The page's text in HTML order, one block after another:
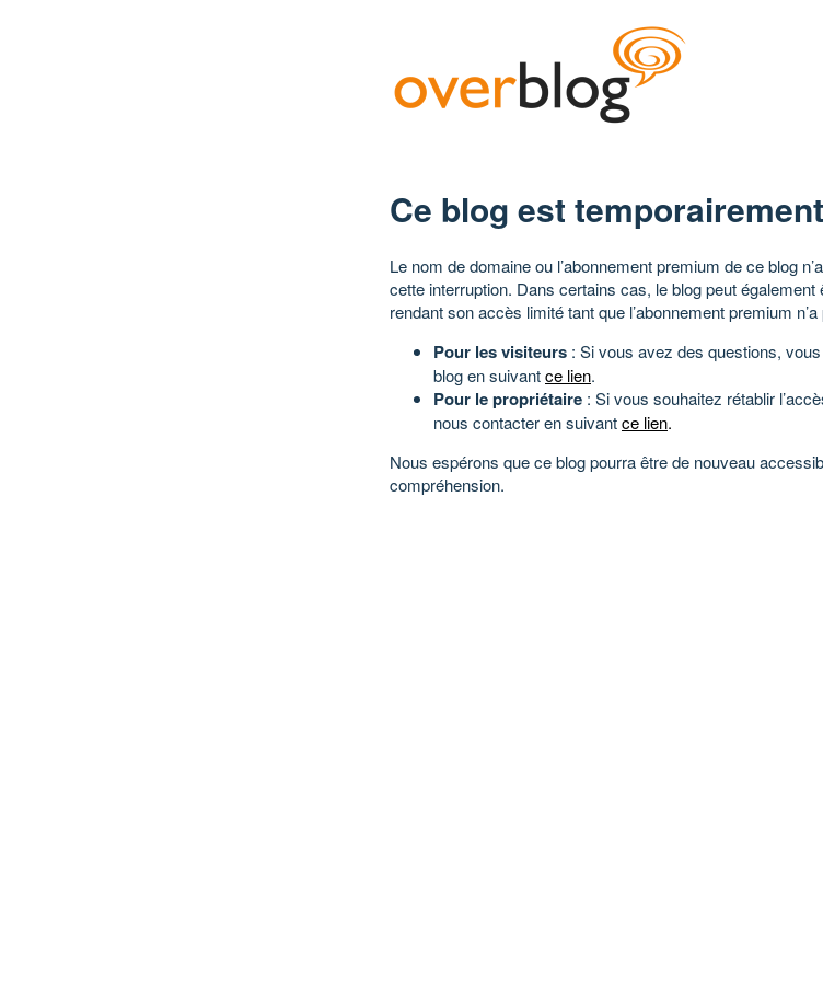
Ce blog est
Le nom de domaine ou l’abonnement premium de ce blog
cette interruption. Dans certains cas, le blog peut
rendant son accès limité tant que l’abonnement premium
Pour les visiteurs : Si vous avez des questions,
blog en suivantce lien.
Pour le propriétaire : Si vous souhaitez rétablir
nous contacter en suivantce lien.
Nous espérons que ce blog pourra être de nouveau
compréhension.